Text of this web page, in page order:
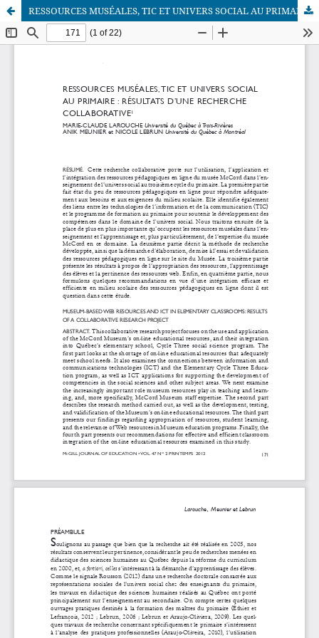
RESSOURCES MUSÉALES, TIC ET UNIVERS SOCIAL AU PRIMAIRE : RÉSULTATS D’UNE RECHERCHE COLLABORATIVE